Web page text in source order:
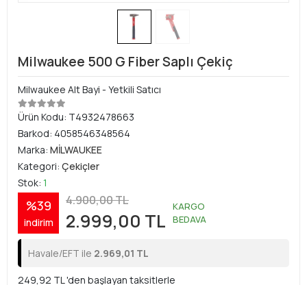
Milwaukee 500 G Fiber Saplı Çekiç
Milwaukee Alt Bayi - Yetkili Satıcı
Ürün Kodu: T4932478663
Barkod: 4058546348564
Marka: MİLWAUKEE
Kategori: Çekiçler
Stok: 1
%39
indirim
4.900,00 TL
2.999,00 TL
KARGO
BEDAVA
Havale/EFT ile 2.969,01 TL
249,92 TL 'den başlayan taksitlerle